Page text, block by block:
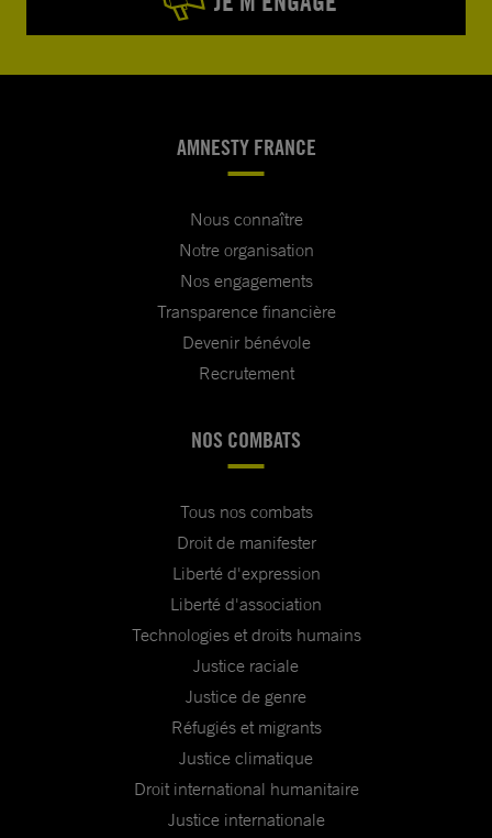
AMNESTY FRANCE
Nous connaître
Notre organisation
Nos engagements
Transparence financière
Devenir bénévole
Recrutement
NOS COMBATS
Tous nos combats
Droit de manifester
Liberté d'expression
Liberté d'association
Technologies et droits humains
Justice raciale
Justice de genre
Réfugiés et migrants
Justice climatique
Droit international humanitaire
Justice internationale